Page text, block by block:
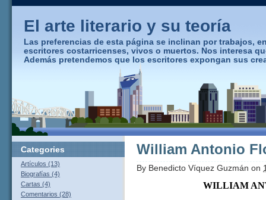
El arte literario y su teoría
Las preferencias de esta página se inclinan por trabajos,
escritores costarricenses, vivos o muertos. Nos interesa
Además pretendemos que los escritores expongan sus
William Antonio
By Benedicto Víquez Guzmán on
WILLIAM
Categories
Artículos (13)
Biografías (4)
Cartas (4)
Comentarios (28)